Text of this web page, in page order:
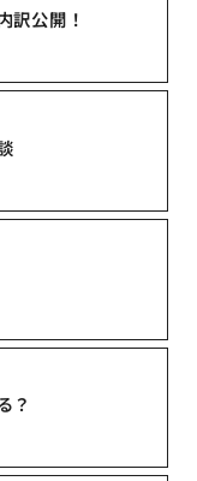
訳公開！
？